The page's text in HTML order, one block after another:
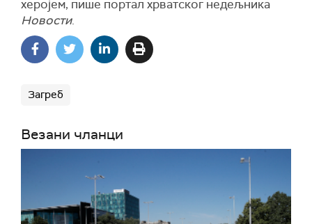
херојем, пише портал хрватског недељника
Новости.
Загреб
Везани чланци